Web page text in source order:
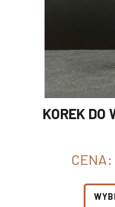
KOREK DO
CENA: